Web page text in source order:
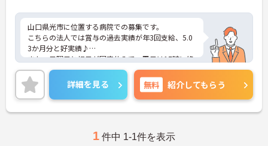
山口県光市に位置する病院での募集です。
こちらの法人では賞与の過去実績が年3回支給、5.0
3か月分と好実績♪
また、日曜日と祝日が固定休みで、平日は17時に終
業のためプライベートの時間を確保しやすいです。
ご興味のある方は、ご面接のポイントをお伝えしま
すので、お気軽にお問い合わせください。
詳細を見る 無料 紹介してもらう
1 件中 1-1件を表示